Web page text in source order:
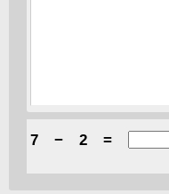
7 − 2 =